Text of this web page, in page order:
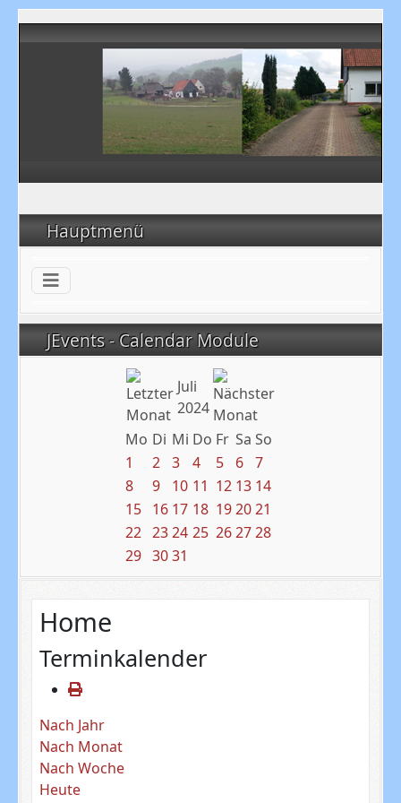
Hauptmenü
JEvents - Calendar Module
Juli
2024
Mo Di Mi Do Fr Sa So
1
2 3 4 5 6 7
8
9 10 11 12 13 14
15 16 17 18 192021
22 2324 25 262728
29 3031
Home
Terminkalender
Nach Jahr
Nach Monat
Nach Woche
Heute